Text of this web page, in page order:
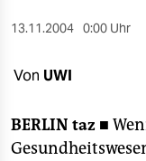
berlin
nord
verlag
13.11.2004 0:00 Uhr
Von UWI
BERLIN taz ■